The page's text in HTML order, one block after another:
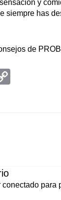
y
siempre has
de
conectado para